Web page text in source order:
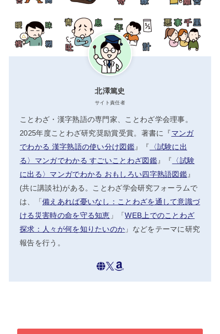
北澤篤史
サイト責任者
ことわざ・漢字熟語の専門家、ことわざ学会理事。
2025年度ことわざ研究奨励賞受賞。著書に『マンガ
でわかる 漢字熟語の使い分け図鑑』『 〈試験に出
る〉マンガでわかる すごいことわざ図鑑』『 〈試験
に出る〉マンガでわかる おもしろい四字熟語図鑑』
(共に講談社)がある。ことわざ学会研究フォーラムで
は、「備えあれば憂いなし：ことわざを通して意識づ
ける災害時の命を守る知恵 」「WEB上でのことわざ
探求：人々が何を知りたいのか 」などをテーマに研究
報告を行う。